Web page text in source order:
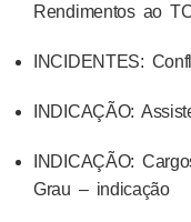
Rendimentos ao
INCIDENTES:
INDICAÇÃO:
INDICAÇÃO:
Grau – indicação